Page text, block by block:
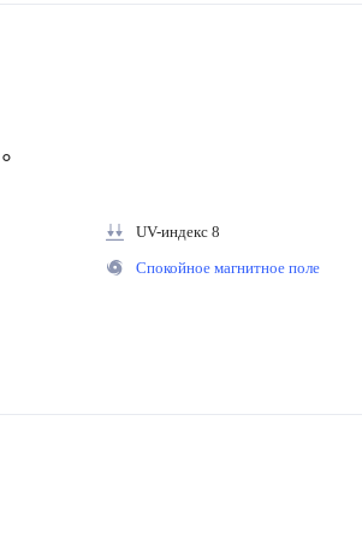
°
UV-индекс 8
Спокойное магнитное поле